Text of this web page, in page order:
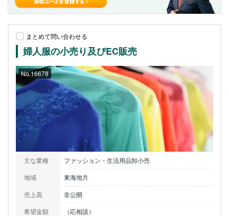
まとめて問い合わせる
婦人服の小売り及びEC販売
No.16678
主な業種
ファッション・生活用品卸小売
地域
東海地方
売上高
非公開
希望金額
（応相談）